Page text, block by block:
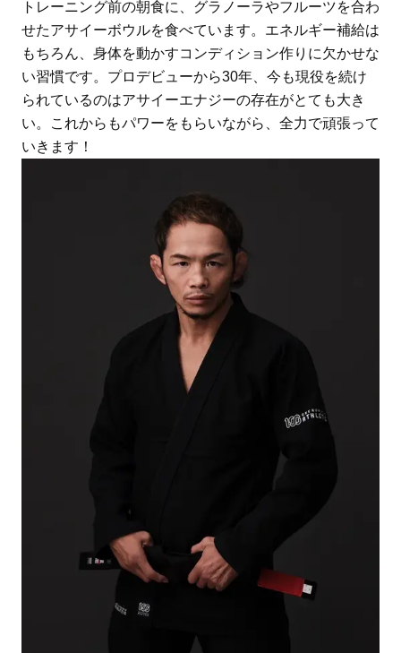
トレーニング前の朝食に、グラノーラやフルーツを合わ
せたアサイーボウルを食べています。エネルギー補給は
もちろん、身体を動かすコンディション作りに欠かせな
い習慣です。プロデビューから30年、今も現役を続け
られているのはアサイーエナジーの存在がとても大き
い。これからもパワーをもらいながら、全力で頑張って
いきます！